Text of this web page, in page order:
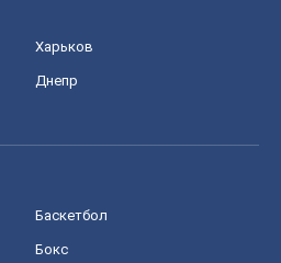
Харьков
Днепр
Баскетбол
Бокс